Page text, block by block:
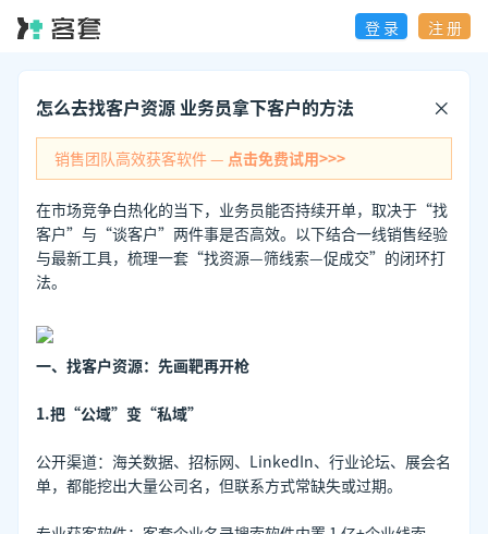
登 录 注 册
怎么去找客户资源 业务员拿下客户的方法
销售团队高效获客软件 — 点击免费试用>>>
在市场竞争白热化的当下，业务员能否持续开单，取决于“找
客户”与“谈客户”两件事是否高效。以下结合一线销售经验
与最新工具，梳理一套“找资源—筛线索—促成交”的闭环打
法。
一、找客户资源：先画靶再开枪
1.把“公域”变“私域”
公开渠道：海关数据、招标网、LinkedIn、行业论坛、展会名
单，都能挖出大量公司名，但联系方式常缺失或过期。